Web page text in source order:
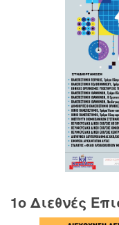
1o Διεθνές